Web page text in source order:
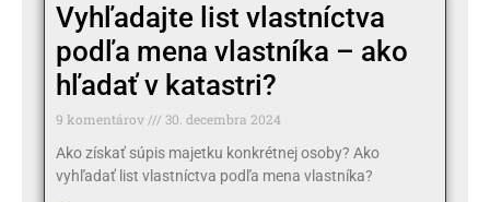
Vyhľadajte list vlastníctva
podľa mena vlastníka – ako
hľadať v katastri?
9 komentárov
30. decembra 2024
Ako získať súpis majetku konkrétnej osoby? Ako
vyhľadať list vlastníctva podľa mena vlastníka?